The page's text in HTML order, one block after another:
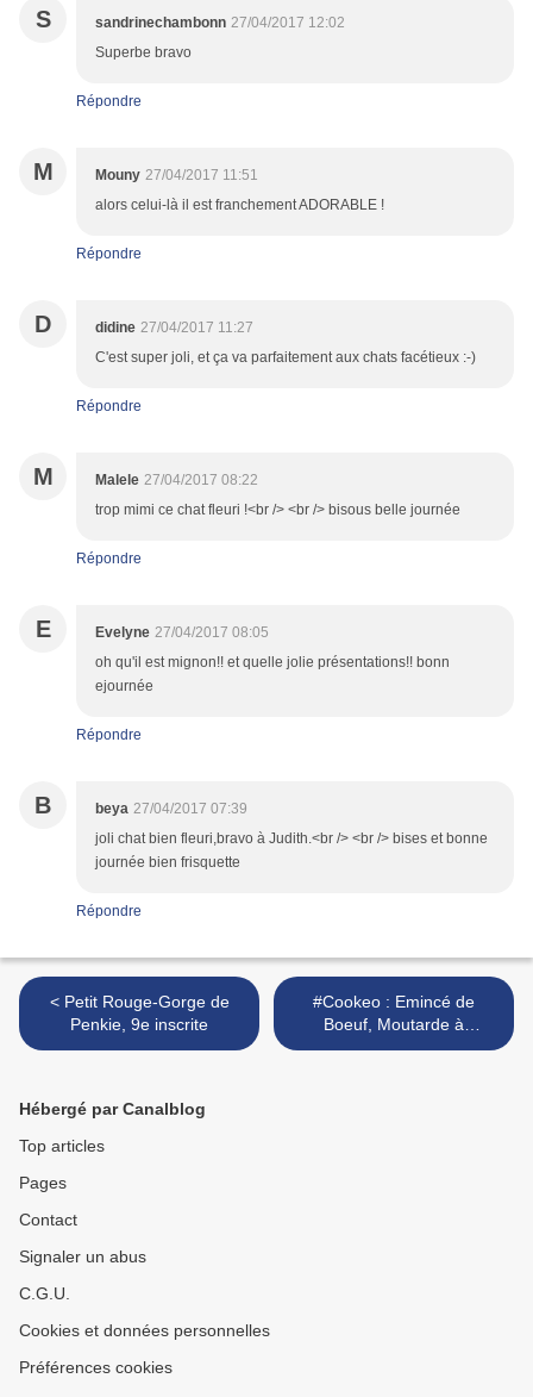
S sandrinechambonn 27/04/2017 12:02
Superbe bravo
Répondre
M Mouny 27/04/2017 11:51
alors celui-là il est franchement ADORABLE !
Répondre
D didine 27/04/2017 11:27
C'est super joli, et ça va parfaitement aux chats facétieux :-)
Répondre
M Malele 27/04/2017 08:22
trop mimi ce chat fleuri !<br /> <br /> bisous belle journée
Répondre
E Evelyne 27/04/2017 08:05
oh qu'il est mignon!! et quelle jolie présentations!! bonn
ejournée
Répondre
B beya 27/04/2017 07:39
joli chat bien fleuri,bravo à Judith.<br /> <br /> bises et bonne
journée bien frisquette
Répondre
< Petit Rouge-Gorge de
Penkie, 9e inscrite
#Cookeo : Emincé de
Boeuf, Moutarde à
l'Ancienne >
Hébergé par Canalblog
Top articles
Pages
Contact
Signaler un abus
C.G.U.
Cookies et données personnelles
Préférences cookies